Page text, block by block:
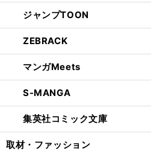
ジャンプTOON
ZEBRACK
マンガMeets
S-MANGA
集英社コミック文庫
取材・ファッション